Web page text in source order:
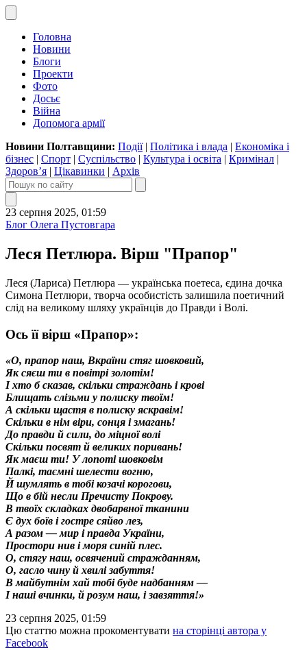
Головна
Новини
Блоги
Проекти
Фото
Досьє
Війна
Допомога армії
Новини Полтавщини: Події| Політика і влада | Економіка і
бізнес | Спорт | Суспільство | Культура і освіта | Кримінал |
Здоров’я | Цікавинки | Архів
23 серпня 2025, 01:59
Блог Олега Пустовгара
Леся Петлюра. Вірш "Прапор"
Леся (Лариса) Петлюра — українська поетеса, єдина дочка
Симона Петлюри, творча особистість залишила поетичний
слід на великому шляху українців до Правди і Волі.
Ось її вірш «Прапор»:
«О, прапор наш, Вкраїни стяг шовковий,
Як сяєш ти в повітрі золотім!
І хто б сказав, скільки страждань і крові
Блищать слізьми у полиску твоїм!
А скільки щастя в полиску яскравім!
Скільки в нім віри, сонця і змагань!
До правди й сили, до міцної волі
Скільки посвят й великих поривань!
Як маєш ти! У лопоті шовковім
Палкі, таємні шелести вогню,
Й шумлять в тобі козачі корогови,
Що в бій несли Пречисту Покрову.
В твоїх складках двобарвної тканини
Є дух боїв і гостре сяйво лез,
А разом — мир і правда України,
Простори нив і моря синій плес.
О, стягу наш, освячений стражданням,
О, гасло чину й хвилі забуття!
В майбутнім хай тобі буде надбанням —
І наші вчинки, й розум наш, і завзяття!»
23 серпня 2025, 01:59
Цю статтю можна прокоментувати на сторінці автора у
Facebook